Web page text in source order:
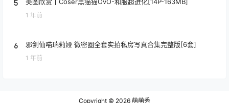
5 美图欣赏丨Coser黑猫猫OvO-和服超进化[14P-163MB]
1 年前
6 邪剑仙喵瑞莉娅 微密圈全套实拍私房写真合集完整版[6套]
1 年前
Copyright © 2026 萌萌秀